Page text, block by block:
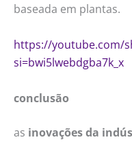
baseada em plantas.
https://youtube.com/
si=bwi5lwebdgba7k_x
conclusão
as inovações da